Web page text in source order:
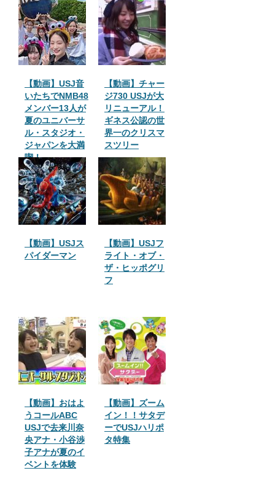
【動画】USJ音
いたちでNMB48
メンバー13人が
夏のユニバーサ
ル・スタジオ・
ジャパンを大満
喫！
【動画】チャー
ジ730 USJが大
リニューアル！
ギネス公認の世
界一のクリスマ
スツリー
【動画】USJス
パイダーマン
【動画】USJフ
ライト・オブ・
ザ・ヒッポグリ
フ
【動画】おはよ
うコールABC
USJで去来川奈
央アナ・小谷渉
子アナが夏のイ
ベントを体験
【動画】ズーム
イン！！サタデ
ーでUSJハリポ
タ特集